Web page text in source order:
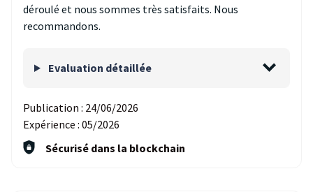
déroulé et nous sommes très satisfaits. Nous
recommandons.
Evaluation détaillée
Publication : 24/06/2026
Expérience : 05/2026
Sécurisé dans la blockchain